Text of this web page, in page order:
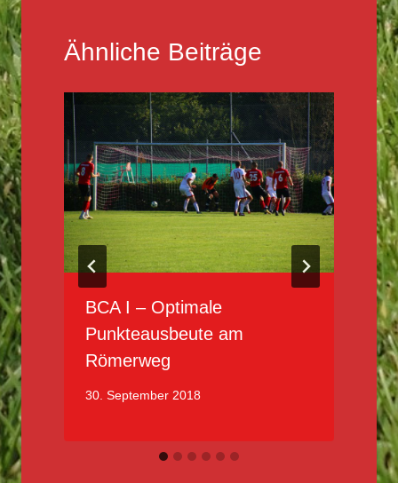
Ähnliche Beiträge
BCA I – Optimale
Punkteausbeute am
Römerweg
30. September 2018